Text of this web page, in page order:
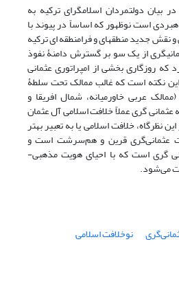
دولتمردان اسلام­گرای ترکیه به
است نوظهور که اساساً در پیوند با
نقش جدید منطقه­ای و فرامنطقه ­ای ترکیه
از یک سو بر گسترش دامنۀ نفوذ
که روزگاری بخشی از امپراتوری عثمانی
نکته است که غالب ممالک تحت سلطۀ
عربی خاورمیانه، شمال افریقا و
عثمانی­ گری عملاً خلافت اسلامی آل عثمان
نظرگاه، خلافت اسلامی یا به تعبیر بهتر
عثمانی‌گری قرین و هم‌سرشت است و
گری است که با احیای هویت مذهبی-
می‌شود.
نوخلافت اسلامی